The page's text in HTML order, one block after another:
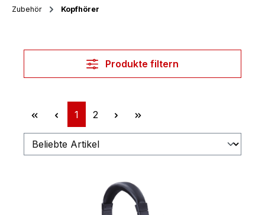
Zubehör Kopfhörer
Produkte filtern
Seite
1 Seite
2